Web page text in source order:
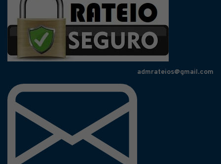
admrateios@gmail.com